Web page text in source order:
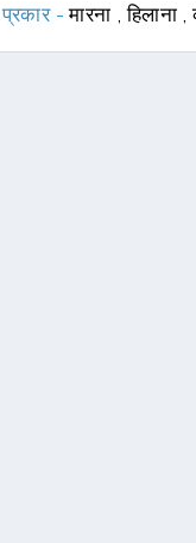
प्रकार -मारना ,हिलाना ,